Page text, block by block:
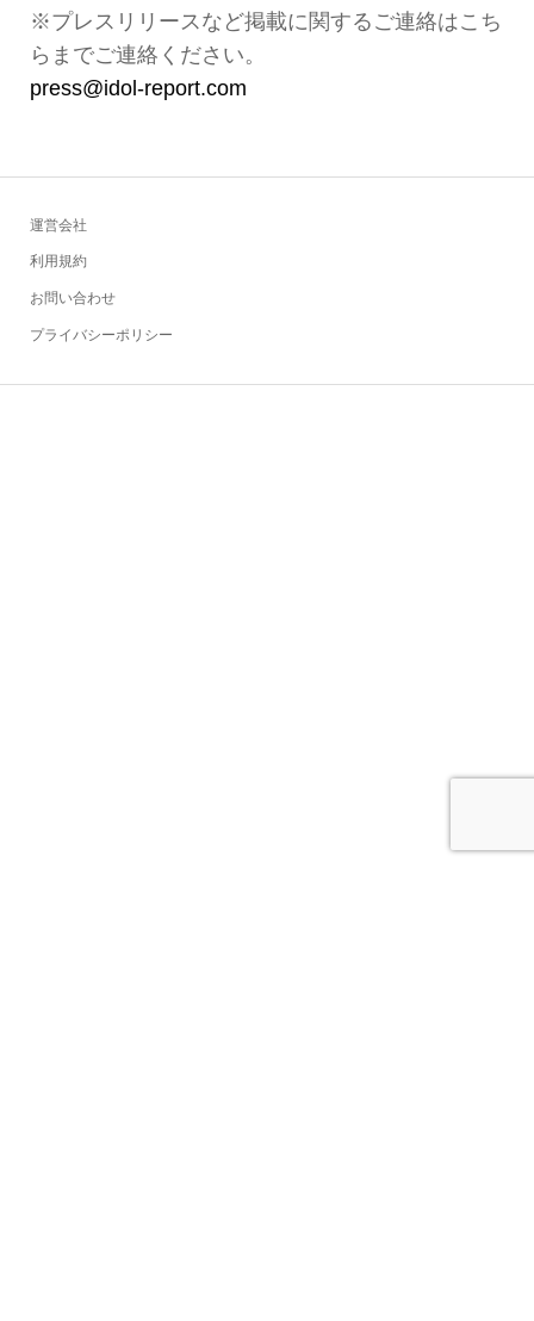
※プレスリリースなど掲載に関するご連絡はこち
らまでご連絡ください。
press@idol-report.com
運営会社
利用規約
お問い合わせ
プライバシーポリシー